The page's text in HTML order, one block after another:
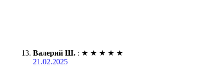
Валерий Ш. : ★ ★ ★ ★ ★
21.02.2025